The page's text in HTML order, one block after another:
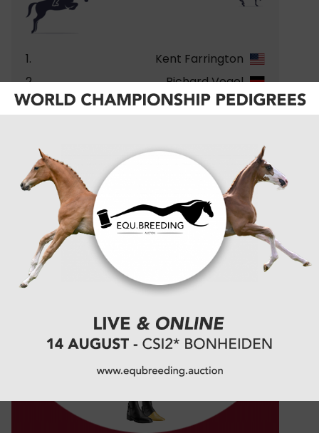
1.
Kent Farrington
2.
Richard Vogel
3.
+2
Shane Sweetnam
6.
+3
Daniel Bluman
7.
-1
Gilles Thomas
-1
Nina Mallevaey
-1
Julien Epaillard
10.
Christian Kukuk